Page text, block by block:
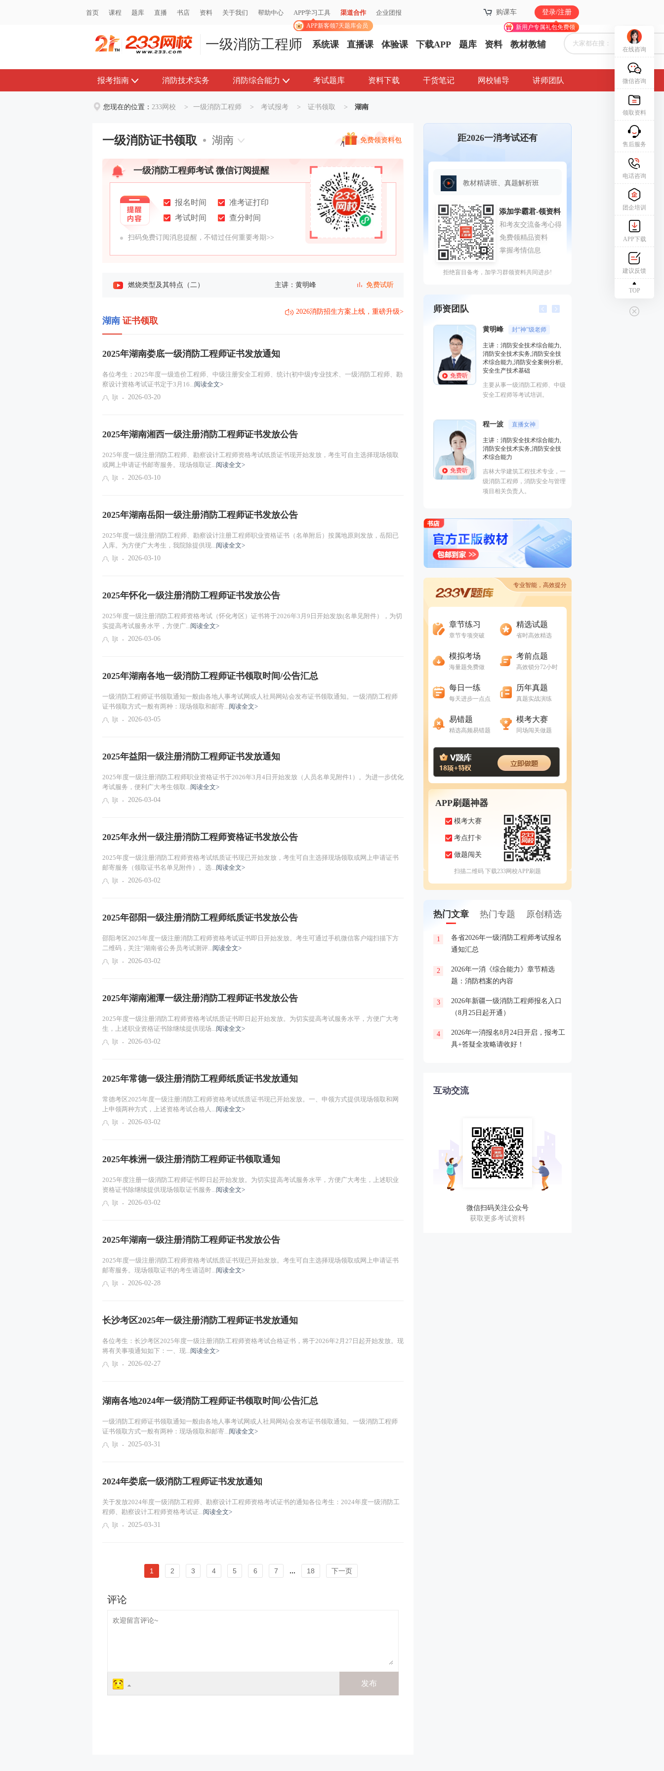
首页 课程 题库 直播 书店 资料 关于我们 帮助中心 APP学习工具
APP新客领7天题库会员
渠道合作 企业团报 购课车 登录/注册
新用户专属礼包免费领
首页 课程 题库 直播 书店 资料 关于我们 帮助中心 APP学习工具
APP新客领7天题库会员
渠道合作 企业团报 购课车 登录/注册
新用户专属礼包免费领
一级消防工程师 系统课 直播课 体验课 下载APP 题库 资料 教材教辅
报考指南 消防技术实务 消防综合能力 考试题库 资料下载 干货笔记 网校辅导 讲师团队
您现在的位置： 233网校 > 一级消防工程师 > 考试报考 > 证书领取 > 湖南
一级消防证书领取 湖南 免费领资料包
一级消防工程师考试 微信订阅提醒
报名时间
准考证打印
考试时间
查分时间
扫码免费订阅消息提醒，不错过任何重要考期>>
建筑火灾发展及蔓延的机理
爆炸的分类及典型爆炸危险源 主讲：黄明峰 免费试听
储存物品的火灾危险性分类（一）
燃烧的本质与条件
湖南 证书领取
2026消防招生方案上线，重磅升级>
2025年湖南娄底一级消防工程师证书发放通知
各位考生：2025年度一级造价工程师、中级注册安全工程师、统计(初中级)专业技术、一级消防工程师、勘
察设计资格考试证书定于3月16...阅读全文>
ljt
2026-03-20
2025年湖南湘西一级注册消防工程师证书发放公告
2025年度一级注册消防工程师、勘察设计工程师资格考试纸质证书现开始发放，考生可自主选择现场领取
或网上申请证书邮寄服务。现场领取证...阅读全文>
ljt
2026-03-10
2025年湖南岳阳一级注册消防工程师证书发放公告
2025年度一级注册消防工程师、勘察设计注册工程师职业资格证书（名单附后）按属地原则发放，岳阳已
入库。为方便广大考生，我院除提供现...阅读全文>
ljt
2026-03-10
2025年怀化一级注册消防工程师证书发放公告
2025年度一级注册消防工程师资格考试（怀化考区）证书将于2026年3月9日开始发放(名单见附件），为切
实提高考试服务水平，方便广...阅读全文>
ljt
2026-03-06
2025年湖南各地一级消防工程师证书领取时间/公告汇总
一级消防工程师证书领取通知一般由各地人事考试网或人社局网站会发布证书领取通知。一级消防工程师
证书领取方式一般有两种：现场领取和邮寄...阅读全文>
ljt
2026-03-05
2025年益阳一级注册消防工程师证书发放通知
2025年度一级注册消防工程师职业资格证书于2026年3月4日开始发放（人员名单见附件1）。为进一步优化
考试服务，便利广大考生领取...阅读全文>
ljt
2026-03-04
2025年永州一级注册消防工程师资格证书发放公告
2025年度一级注册消防工程师资格考试纸质证书现已开始发放，考生可自主选择现场领取或网上申请证书
邮寄服务（领取证书名单见附件）。选...阅读全文>
ljt
2026-03-02
2025年邵阳一级注册消防工程师纸质证书发放公告
邵阳考区2025年度一级注册消防工程师资格考试证书即日开始发放。考生可通过手机微信客户端扫描下方
二维码，关注“湖南省公务员考试测评...阅读全文>
ljt
2026-03-02
2025年湖南湘潭一级注册消防工程师证书发放公告
2025年度一级注册消防工程师资格考试纸质证书即日起开始发放。为切实提高考试服务水平，方便广大考
生，上述职业资格证书除继续提供现场...阅读全文>
ljt
2026-03-02
2025年常德一级注册消防工程师纸质证书发放通知
常德考区2025年度一级注册消防工程师资格考试纸质证书现已开始发放。一、申领方式提供现场领取和网
上申领两种方式，上述资格考试合格人...阅读全文>
ljt
2026-03-02
2025年株洲一级注册消防工程师证书领取通知
2025年度注册一级消防工程师证书即日起开始发放。为切实提高考试服务水平，方便广大考生，上述职业
资格证书除继续提供现场领取证书服务...阅读全文>
ljt
2026-03-02
2025年湖南一级注册消防工程师证书发放公告
2025年度一级注册消防工程师资格考试纸质证书现已开始发放。考生可自主选择现场领取或网上申请证书
邮寄服务。现场领取证书的考生请适时...阅读全文>
ljt
2026-02-28
长沙考区2025年一级注册消防工程师证书发放通知
各位考生：长沙考区2025年度一级注册消防工程师资格考试合格证书，将于2026年2月27日起开始发放。现
将有关事项通知如下：一、现...阅读全文>
ljt
2026-02-27
湖南各地2024年一级消防工程师证书领取时间/公告汇总
一级消防工程师证书领取通知一般由各地人事考试网或人社局网站会发布证书领取通知。一级消防工程师
证书领取方式一般有两种：现场领取和邮寄...阅读全文>
ljt
2025-03-31
2024年娄底一级消防工程师证书发放通知
关于发放2024年度一级消防工程师、勘察设计工程师资格考试证书的通知各位考生：2024年度一级消防工
程师、勘察设计工程师资格考试证...阅读全文>
ljt
2025-03-31
1 2 3 4 5 6 7 ... 18 下一页
距2026一消考试还有
教材精讲班、真题解析班
拒绝盲目备考，加学习群领资料共同进步!
师资团队
免费听
术综合能力,消防安全案例分析,
安全生产技术基础
主要从事一级消防工程师、中级
术综合能力
吉林大学建筑工程技术专业，一
级消防工程师，消防安全与管理
免费听
侯跃
主讲：消防安全案例分析,消防
安全案例分析,基础知识,中级技
能,中级实操
注册建造师，富有现场施工经
验，授课风格化繁为简、深入浅
免费听
消防安全技术实务,消防安全技
术综合能力,消防安全案例分析,
安全生产技术基础
主要从事一级消防工程师、中级
安全工程师等考试培训。
专业智能，高效提分
章节练习
章节专项突破
精选试题
省时高效精选
模拟考场
海量题免费做
考前点题
高效锁分72小时
每日一练
每天进步一点点
历年真题
真题实战演练
易错题
精选高频易错题
模考大赛
同场闯关做题
APP刷题神器
模考大赛
考点打卡
做题闯关
扫描二维码 下载233网校APP刷题
热门文章 热门专题 原创精选
1
各省2026年一级消防工程师考试报名
通知汇总
2
2026年一消《综合能力》章节精选
题：消防档案的内容
3
2026年新疆一级消防工程师报名入口
（8月25日起开通）
4
2026年一消报名8月24日开启，报考工
具+答疑全攻略请收好！
互动交流
微信扫码关注公众号
获取更多考试资料
在线咨询
微信咨询
领取资料
售后服务
电话咨询
团企培训
APP下载
建议反馈
TOP